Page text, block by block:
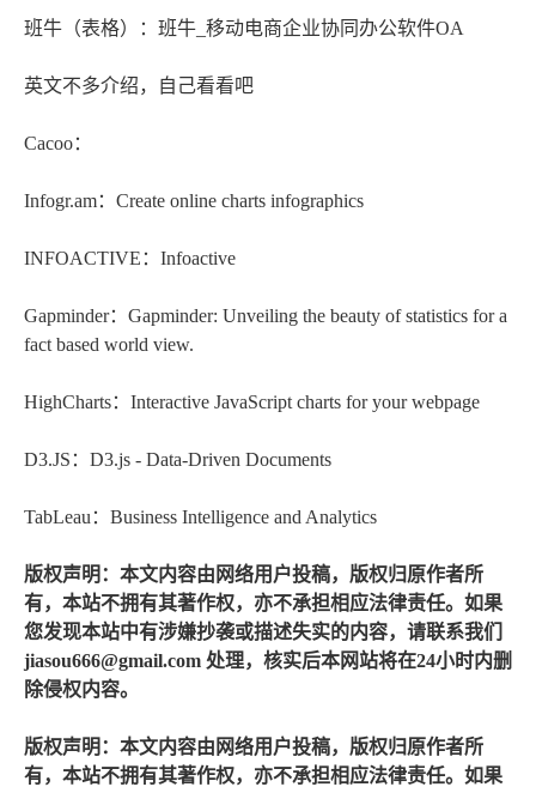
班牛（表格）：班牛_移动电商企业协同办公软件OA
英文不多介绍，自己看看吧
Cacoo：
Infogr.am：Create online charts infographics
INFOACTIVE：Infoactive
Gapminder：Gapminder: Unveiling the beauty of statistics for a
fact based world view.
HighCharts：Interactive JavaScript charts for your webpage
D3.JS：D3.js - Data-Driven Documents
TabLeau：Business Intelligence and Analytics
版权声明：本文内容由网络用户投稿，版权归原作者所
有，本站不拥有其著作权，亦不承担相应法律责任。如果
您发现本站中有涉嫌抄袭或描述失实的内容，请联系我们
jiasou666@gmail.com 处理，核实后本网站将在24小时内删
除侵权内容。
版权声明：本文内容由网络用户投稿，版权归原作者所
有，本站不拥有其著作权，亦不承担相应法律责任。如果